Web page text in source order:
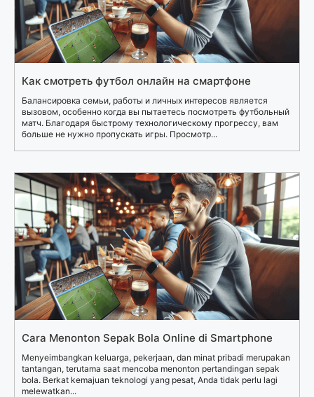
Как смотреть футбол онлайн на смартфоне
Балансировка семьи, работы и личных интересов является
вызовом, особенно когда вы пытаетесь посмотреть футбольный
матч. Благодаря быстрому технологическому прогрессу, вам
больше не нужно пропускать игры. Просмотр...
Cara Menonton Sepak Bola Online di Smartphone
Menyeimbangkan keluarga, pekerjaan, dan minat pribadi merupakan
tantangan, terutama saat mencoba menonton pertandingan sepak
bola. Berkat kemajuan teknologi yang pesat, Anda tidak perlu lagi
melewatkan...